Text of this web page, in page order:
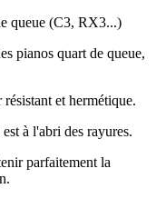
queue (C3, RX3...)
pianos quart de queue,
et hermétique.
à l'abri des rayures.
parfaitement la